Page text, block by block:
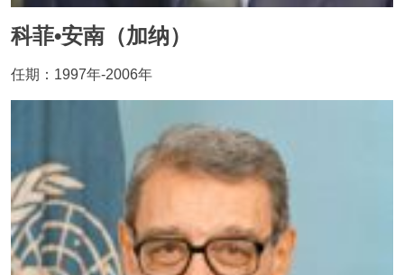
科菲•安南（加纳）
任期：1997年-2006年